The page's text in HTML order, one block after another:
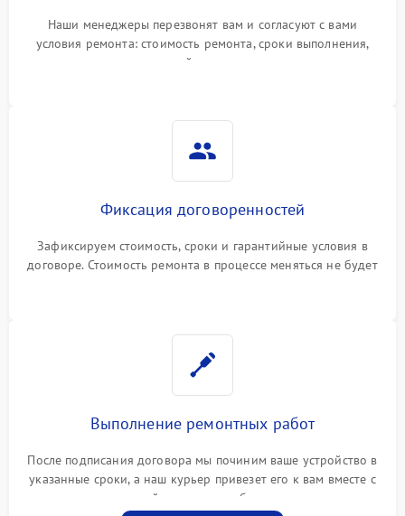
Наши менеджеры перезвонят вам и согласуют с вами
условия ремонта: стоимость ремонта, сроки выполнения,
гарантийные условия
Фиксация договоренностей
Зафиксируем стоимость, сроки и гарантийные условия в
договоре. Стоимость ремонта в процессе меняться не будет
Выполнение ремонтных работ
После подписания договора мы починим ваше устройство в
указанные сроки, а наш курьер привезет его к вам вместе с
гарантийным талоном бесплатно